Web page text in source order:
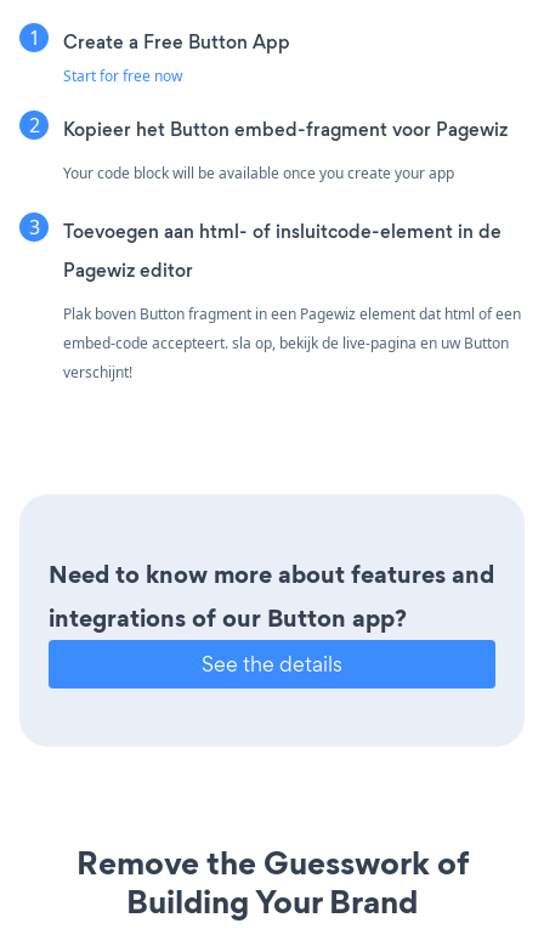
Create a Free Button App
Start for free now
Kopieer het Button embed-fragment voor Pagewiz
Your code block will be available once you create your app
Toevoegen aan html- of insluitcode-element in de
Pagewiz editor
Plak boven Button fragment in een Pagewiz element dat html of een
embed-code accepteert. sla op, bekijk de live-pagina en uw Button
verschijnt!
Need to know more about features and
integrations of our Button app?
See the details
Remove the Guesswork of
Building Your Brand